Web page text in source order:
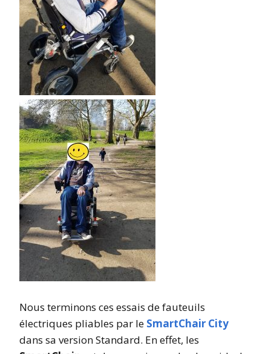
Nous terminons ces essais de fauteuils
électriques pliables par le SmartChair City
dans sa version Standard. En effet, les